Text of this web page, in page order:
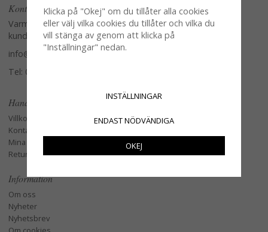
Kontakta oss
Varmt välkommen att kontakta vår
kundtjänst.
info@glasverandan.se
Tel: 079-3495968
Handla
Villkor
Kontakta oss
Mina favoriter
Retur och Reklamation
Information
Om oss
Nyheter
Nyhetsbrev
Klicka på "Okej" om du tillåter alla cookies
eller välj vilka cookies du tillåter och vilka du
vill stänga av genom att klicka på
"Inställningar" nedan.
INSTÄLLNINGAR
ENDAST NÖDVÄNDIGA
OKEJ